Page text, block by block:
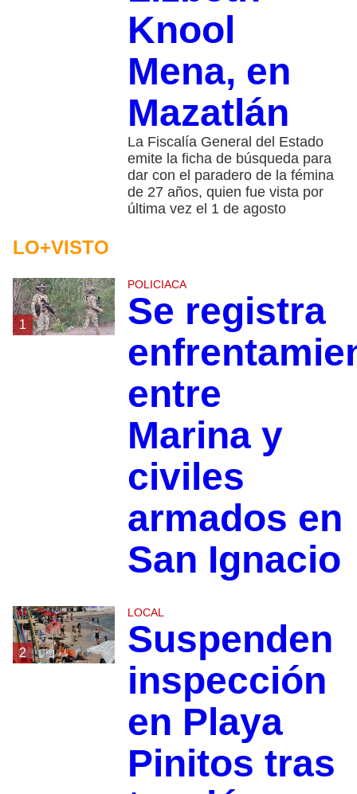
Knool
Mena, en
Mazatlán
La Fiscalía General del Estado
emite la ficha de búsqueda para
dar con el paradero de la fémina
de 27 años, quien fue vista por
última vez el 1 de agosto
LO+VISTO
1
POLICIACA
Se registra
entre
Marina y
civiles
armados en
San Ignacio
2
LOCAL
Suspenden
inspección
en Playa
Pinitos tras